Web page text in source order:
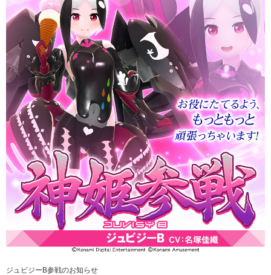
ジュビジーB参戦のお知らせ